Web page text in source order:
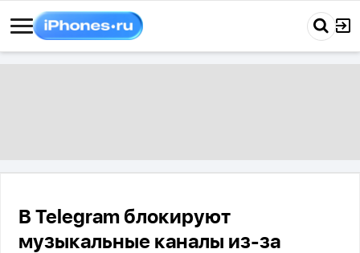
В Telegram блокируют
музыкальные каналы из-за